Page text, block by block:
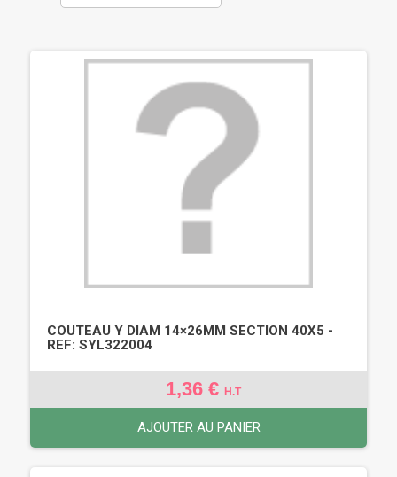
COUTEAU Y DIAM 14×26MM SECTION 40X5 -
REF: SYL322004
1,36 € H.T
AJOUTER AU PANIER